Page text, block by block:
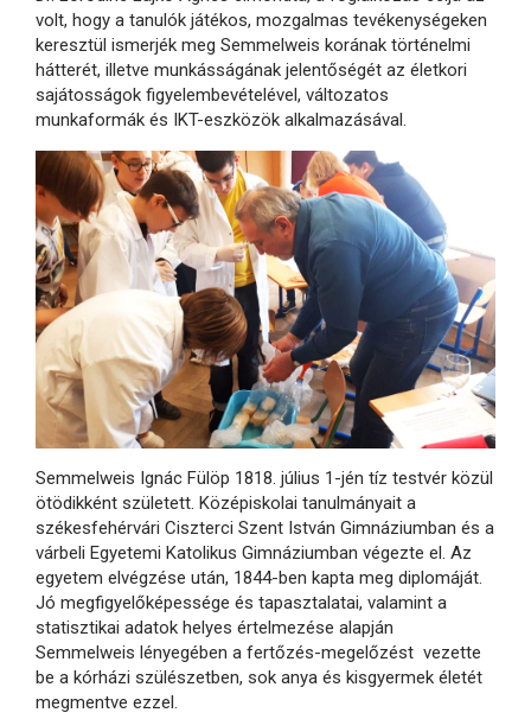
volt, hogy a tanulók játékos, mozgalmas tevékenységeken
keresztül ismerjék meg Semmelweis korának történelmi
hátterét, illetve munkásságának jelentőségét az életkori
sajátosságok figyelembevételével, változatos
munkaformák és IKT-eszközök alkalmazásával.
Semmelweis Ignác Fülöp 1818. július 1-jén tíz testvér közül
ötödikként született. Középiskolai tanulmányait a
székesfehérvári Ciszterci Szent István Gimnáziumban és a
várbeli Egyetemi Katolikus Gimnáziumban végezte el. Az
egyetem elvégzése után, 1844-ben kapta meg diplomáját.
Jó megfigyelőképessége és tapasztalatai, valamint a
statisztikai adatok helyes értelmezése alapján
Semmelweis lényegében a fertőzés-megelőzést vezette
be a kórházi szülészetben, sok anya és kisgyermek életét
megmentve ezzel.